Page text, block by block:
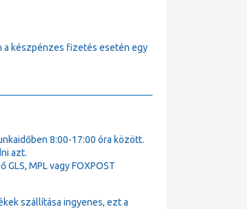
a készpénzes fizetés esetén egy
8:00-17:00 óra között.
azt.
MPL vagy FOXPOST
szállítása ingyenes, ezt a